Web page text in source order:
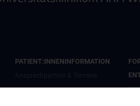
PATIENT:INNENINFORMATION